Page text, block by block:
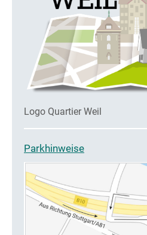
Logo Quartier Weil
Parkhinweise